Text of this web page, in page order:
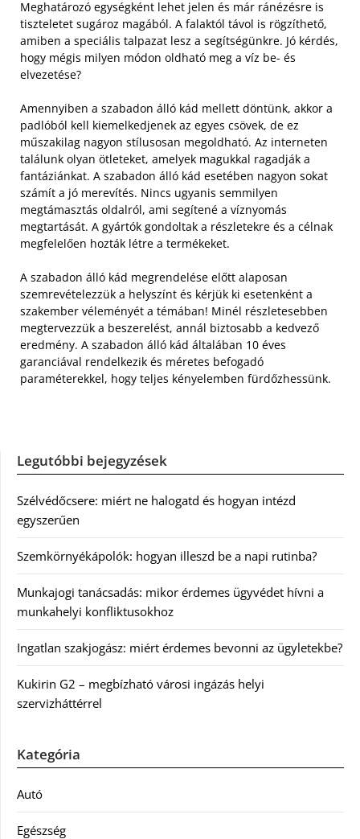
Meghatározó egységként lehet jelen és már ránézésre is
tiszteletet sugároz magából. A falaktól távol is rögzíthető,
amiben a speciális talpazat lesz a segítségünkre. Jó kérdés,
hogy mégis milyen módon oldható meg a víz be- és
elvezetése?
Amennyiben a szabadon álló kád mellett döntünk, akkor a
padlóból kell kiemelkedjenek az egyes csövek, de ez
műszakilag nagyon stílusosan megoldható. Az interneten
találunk olyan ötleteket, amelyek magukkal ragadják a
fantáziánkat. A szabadon álló kád esetében nagyon sokat
számít a jó merevítés. Nincs ugyanis semmilyen
megtámasztás oldalról, ami segítené a víznyomás
megtartását. A gyártók gondoltak a részletekre és a célnak
megfelelően hozták létre a termékeket.
A szabadon álló kád megrendelése előtt alaposan
szemrevételezzük a helyszínt és kérjük ki esetenként a
szakember véleményét a témában! Minél részletesebben
megtervezzük a beszerelést, annál biztosabb a kedvező
eredmény. A szabadon álló kád általában 10 éves
garanciával rendelkezik és méretes befogadó
paraméterekkel, hogy teljes kényelemben fürdőzhessünk.
Legutóbbi bejegyzések
Szélvédőcsere: miért ne halogatd és hogyan intézd
egyszerűen
Szemkörnyékápolók: hogyan illeszd be a napi rutinba?
Munkajogi tanácsadás: mikor érdemes ügyvédet hívni a
munkahelyi konfliktusokhoz
Ingatlan szakjogász: miért érdemes bevonni az ügyletekbe?
Kukirin G2 – megbízható városi ingázás helyi
szervizháttérrel
Kategória
Autó
Egészség